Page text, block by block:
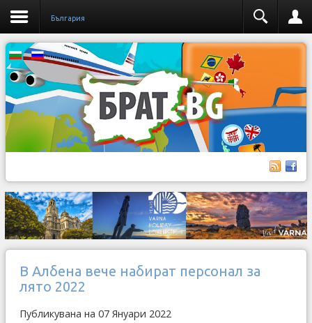
България
В Албена вече набират персонал за
лято 2022
Публикувана на 07 Януари 2022